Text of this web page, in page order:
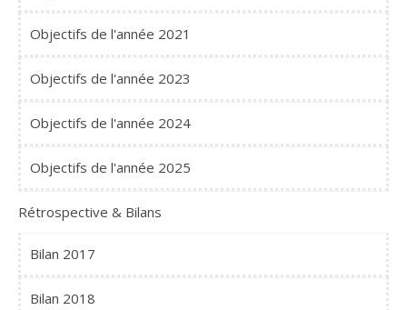
Objectifs de l'année 2021
Objectifs de l'année 2023
Objectifs de l'année 2024
Objectifs de l'année 2025
Rétrospective & Bilans
Bilan 2017
Bilan 2018